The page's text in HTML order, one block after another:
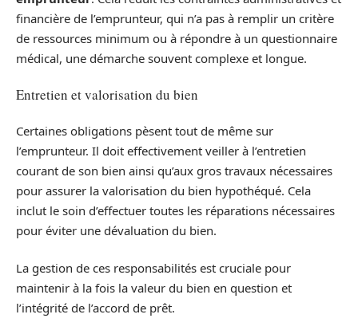
financière de l’emprunteur, qui n’a pas à remplir un critère
de ressources minimum ou à répondre à un questionnaire
médical, une démarche souvent complexe et longue.
Entretien et valorisation du bien
Certaines obligations pèsent tout de même sur
l’emprunteur. Il doit effectivement veiller à l’entretien
courant de son bien ainsi qu’aux gros travaux nécessaires
pour assurer la valorisation du bien hypothéqué. Cela
inclut le soin d’effectuer toutes les réparations nécessaires
pour éviter une dévaluation du bien.
La gestion de ces responsabilités est cruciale pour
maintenir à la fois la valeur du bien en question et
l’intégrité de l’accord de prêt.